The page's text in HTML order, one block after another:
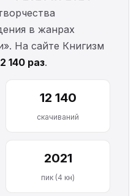
в жанрах
На сайте Книгизм
140 раз.
12 140
скачиваний
2021
пик (4 кн)